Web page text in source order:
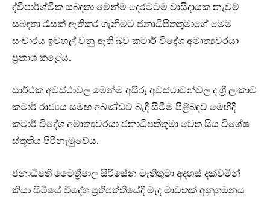
ද්විපාර්ශ්වික සබඳතා මෙන්ම දෙරටටම වාසිදායක නැවුම්
සබඳතා රැසක් ඇතිකර ගැනීමට ජනාධිපිතතුමාගේ මෙම
සංචාරය ඉවහල් වනු ඇති බව කටාර් විදේශ අමාත්‍යවරයා
ප්‍රකාශ කළේය.
සාර්ථක අවස්ථාවල මෙන්ම අසීරු අවස්ථාවන්වල ද ශ්‍රී ලංකාව
කටාර් රාජ්‍යය සමඟ අඛණ්ඩව බැඳී සිටීම පිළිබඳව මෙහිදී
කටාර් විදේශ අමාත්‍යවරයා ජනාධිපතිතුමා වෙත සිය විශේෂ
ස්තූතිය පිරිනැමුවේය.
ජනාධිපති මෛත්‍රීපාල සිරිසේන මැතිතුමා අදහස් දක්වමින්
කියා සිටියේ විදේශ ප්‍රතිපත්තියේදී මැද මාවතක් අනුගමනය